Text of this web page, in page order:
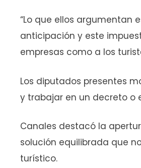
“Lo que ellos argumentan
anticipación y este
empresas como a los
Los diputados presentes
y trabajar en un decreto o
Canales destacó la
solución equilibrada que
turístico.